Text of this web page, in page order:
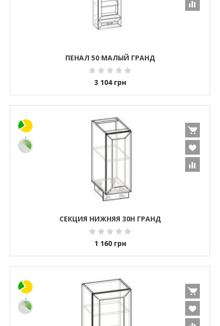
ПЕНАЛ 50 МАЛЫЙ ГРАНД
3 104 грн
СЕКЦИЯ НИЖНЯЯ 30Н ГРАНД
1 160 грн